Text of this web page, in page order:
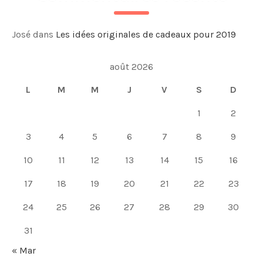
José dans Les idées originales de cadeaux pour 2019
août 2026
L M M J V S D
1 2
3 4 5 6 7 8 9
10 11 12 13 14 15 16
17 18 19 20 21 22 23
24 25 26 27 28 29 30
31
« Mar